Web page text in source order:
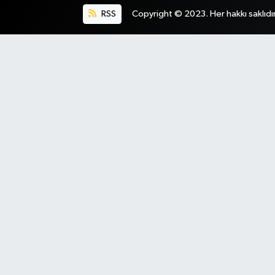
RSS Copyright © 2023. Her hakkı